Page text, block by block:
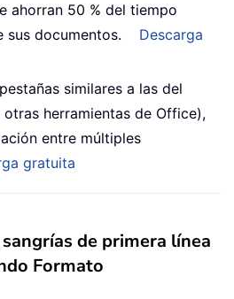
ahorran 50 % del tiempo
sus documentos.
Descarga
similares a las del
herramientas de Office),
entre múltiples
gratuita
de primera línea
Formato